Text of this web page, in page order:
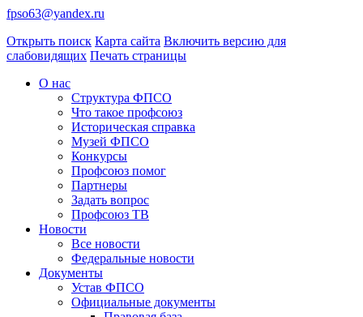
fpso63@yandex.ru
Открыть поиск Карта сайта Включить версию для
слабовидящих Печать страницы
О нас
Структура ФПСО
Что такое профсоюз
Историческая справка
Музей ФПСО
Конкурсы
Профсоюз помог
Партнеры
Задать вопрос
Профсоюз ТВ
Новости
Все новости
Федеральные новости
Документы
Устав ФПСО
Официальные документы